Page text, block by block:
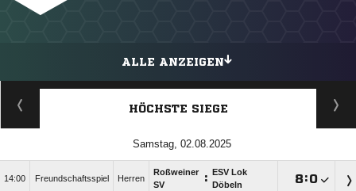
ALLE ANZEIGEN
HÖCHSTE SIEGE
Samstag, 02.08.2025
14:00 Freundschaftsspiel Herren
Roßweiner
SV
:
ESV Lok
Döbeln
: